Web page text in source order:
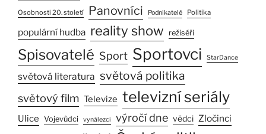
Osobnosti 20. století Panovníci Podnikatelé Politika
populární hudba reality show režiséři
Spisovatelé Sport Sportovci StarDance
světová literatura světová politika
světový film Televize televizní seriály
Ulice Vojevůdci vynálezci výročí dne vědci Zločinci